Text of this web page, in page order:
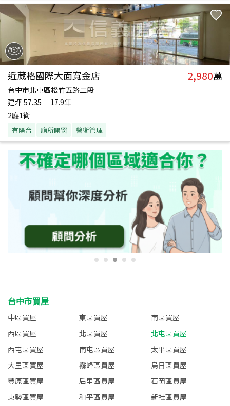
近葳格國際大面寬金店 2,980萬
台中市北屯區松竹五路二段
建坪 57.35
17.9年
2廳1衛
有陽台 廁所開窗 警衛管理
台中市買屋
中區買屋 東區買屋
南區買屋
西區買屋
北區買屋
北屯區買屋
西屯區買屋
南屯區買屋
太平區買屋
大里區買屋
霧峰區買屋
烏日區買屋
豐原區買屋
后里區買屋
石岡區買屋
東勢區買屋
和平區買屋
新社區買屋